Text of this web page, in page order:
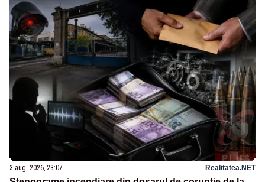
3 aug. 2026, 23:07 Realitatea.NET